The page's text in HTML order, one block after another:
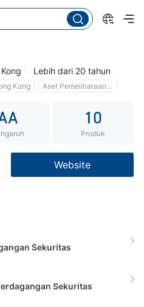
Lebih dari 20 tahun
Kong
Aset Pemeliharaan$578.4B
10
Produk
Website
Sekuritas
Sekuritas